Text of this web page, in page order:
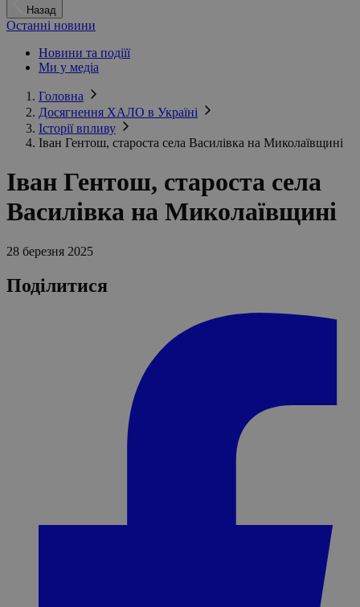
Назад
Останні новини
Новини та подіїї
Ми у медіа
Головна
Досягнення ХАЛО в Україні
Історії впливу
Іван Гентош, староста села Василівка на Миколаївщині
Іван Гентош, староста села
Василівка на Миколаївщині
28 березня 2025
Поділитися